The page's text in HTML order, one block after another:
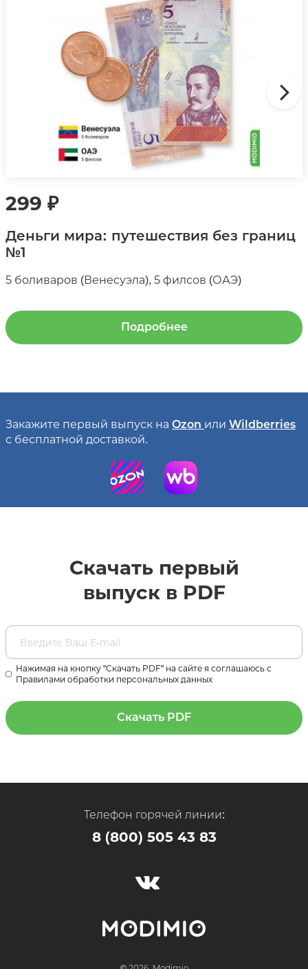
299 ₽
Деньги мира: путешествия без границ
№1
5 боливаров (Венесуэла), 5 филсов (ОАЭ)
Подробнее
Закажите первый выпуск на Ozon или Wildberries
с бесплатной доставкой.
Скачать первый
выпуск в PDF
Нажимая на кнопку "Скачать PDF" на сайте я соглашаюсь с
Правилами обработки персональных данных
Скачать PDF
Телефон горячей линии:
8 (800) 505 43 83